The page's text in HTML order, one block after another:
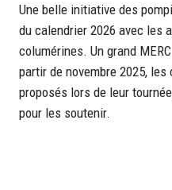
Une belle initiative des
du calendrier 2026 avec les
columérines. Un grand
partir de novembre 2025,
proposés lors de leur
pour les soutenir.